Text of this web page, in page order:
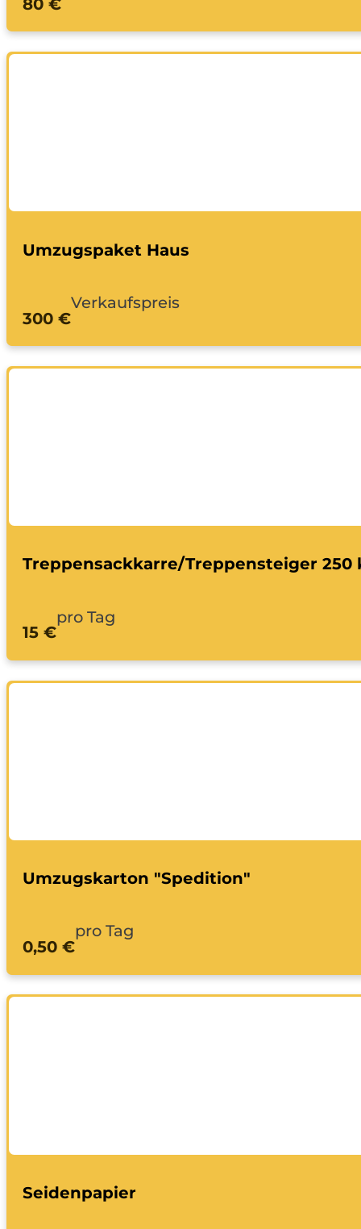
Umzugspaket Haus
300 €
Verkaufspreis
Treppensackkarre/Treppensteiger 250
15 €
pro Tag
Umzugskarton "Spedition"
0,50 €
pro Tag
Seidenpapier